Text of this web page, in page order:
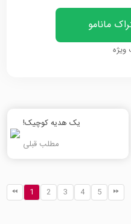
ویژه
یک هدیه کوچیک!
مطلب قبلی
1 2 3 4 5